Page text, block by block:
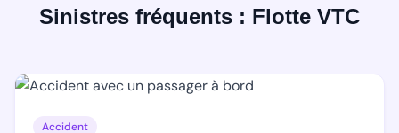
Sinistres fréquents : Flotte VTC
Accident